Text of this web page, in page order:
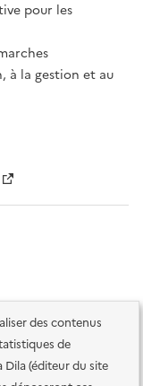
des contenus
de
Dila (éditeur du site
pour les
à la gestion et au